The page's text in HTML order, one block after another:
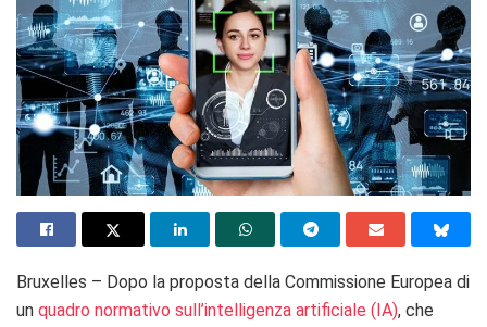
Bruxelles – Dopo la proposta della Commissione Europea di
un quadro normativo sull’intelligenza artificiale (IA), che